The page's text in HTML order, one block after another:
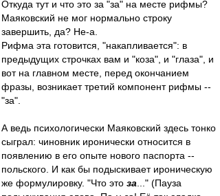
Откуда тут и что это за "за" на месте рифмы?
Маяковский не мог нормально строку
завершить, да? Не-а.
Рифма эта готовится, "накапливается": в
предыдущих строчках вам и "коза", и "глаза", и
вот на главном месте, перед окончанием
фразы, возникает третий компонент рифмы --
"за".
А ведь психологически Маяковский здесь тонко
сыграл: чиновник иронически относится в
появлению в его опыте нового паспорта --
польского. И как бы подыскивает ироническую
же формулировку. "Что это за ..." (Пауза